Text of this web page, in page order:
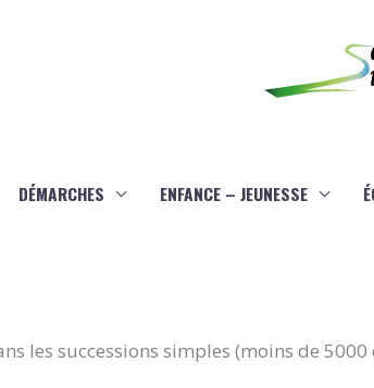
DÉMARCHES ENFANCE – JEUNESSE
les successions simples (moins de